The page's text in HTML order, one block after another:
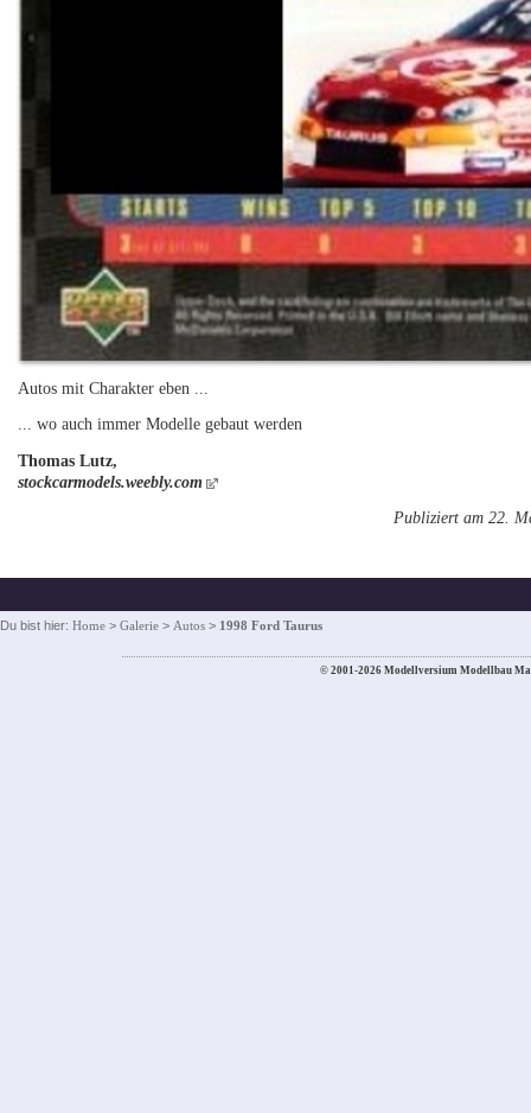
Autos mit Charakter eben ...
... wo auch immer Modelle gebaut werden
Thomas Lutz,
stockcarmodels.weebly.com
Publiziert am 22.
Du bist hier: Home > Galerie > Autos > 1998 Ford Taurus
© 2001-2026 Modellversium Modellbau